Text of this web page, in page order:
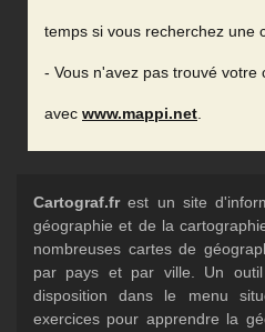
temps si vous recherchez une
- Vous n'avez pas trouvé votre
avec www.mappi.net
Cartograf.frest un site
géographie et de la
nombreuses cartes de
par pays et par ville. Un
disposition dans le menu
exercices pour apprendre la